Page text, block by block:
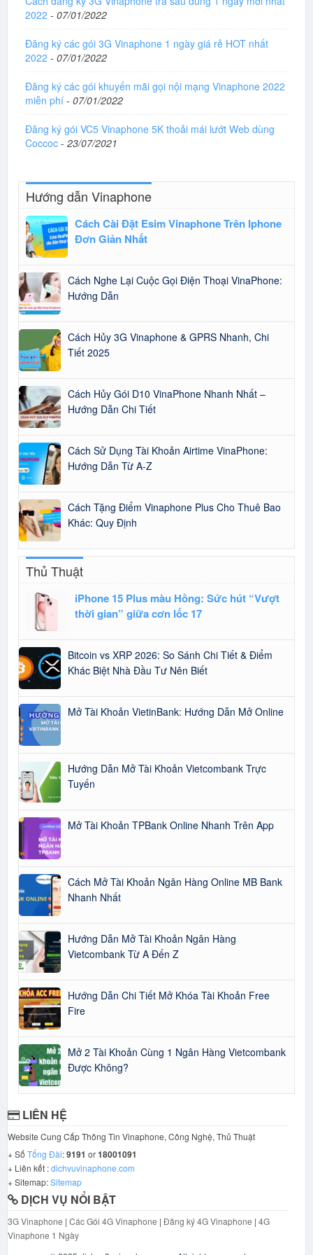
2022 - 07/01/2022
Đăng ký các gói 3G Vinaphone 1 ngày giá rẻ HOT nhất
2022 - 07/01/2022
Đăng ký các gói khuyến mãi gọi nội mạng Vinaphone 2022
miễn phí - 07/01/2022
Đăng ký gói VC5 Vinaphone 5K thoải mái lướt Web dùng
Coccoc - 23/07/2021
Hướng dẫn Vinaphone
Cách Cài Đặt Esim Vinaphone Trên Iphone
Đơn Giản Nhất
Cách Nghe Lại Cuộc Gọi Điện Thoại VinaPhone:
Hướng Dẫn
Cách Hủy 3G Vinaphone & GPRS Nhanh, Chi
Tiết 2025
Cách Hủy Gói D10 VinaPhone Nhanh Nhất –
Hướng Dẫn Chi Tiết
Cách Sử Dụng Tài Khoản Airtime VinaPhone:
Hướng Dẫn Từ A-Z
Cách Tặng Điểm Vinaphone Plus Cho Thuê Bao
Khác: Quy Định
Thủ Thuật
iPhone 15 Plus màu Hồng: Sức hút “Vượt
thời gian” giữa cơn lốc 17
Bitcoin vs XRP 2026: So Sánh Chi Tiết & Điểm
Khác Biệt Nhà Đầu Tư Nên Biết
Mở Tài Khoản VietinBank: Hướng Dẫn Mở Online
Hướng Dẫn Mở Tài Khoản Vietcombank Trực
Tuyến
Mở Tài Khoản TPBank Online Nhanh Trên App
Cách Mở Tài Khoản Ngân Hàng Online MB Bank
Nhanh Nhất
Hướng Dẫn Mở Tài Khoản Ngân Hàng
Vietcombank Từ A Đến Z
Hướng Dẫn Chi Tiết Mở Khóa Tài Khoản Free
Fire
Mở 2 Tài Khoản Cùng 1 Ngân Hàng Vietcombank
Được Không?
LIÊN HỆ
Website Cung Cấp Thông Tin Vinaphone, Công Nghệ, Thủ Thuật
+ Số Tổng Đài:9191 or18001091
+ Liên kết :dichvuvinaphone.com
+ Sitemap:Sitemap
DỊCH VỤ NỔI BẬT
3G Vinaphone | Các Gói 4G Vinaphone | Đăng ký 4G Vinaphone | 4G
Vinaphone 1 Ngày